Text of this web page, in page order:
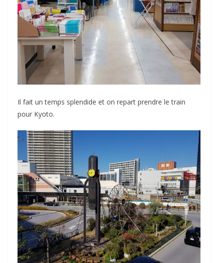
Il fait un temps splendide et on repart prendre le train
pour Kyoto.